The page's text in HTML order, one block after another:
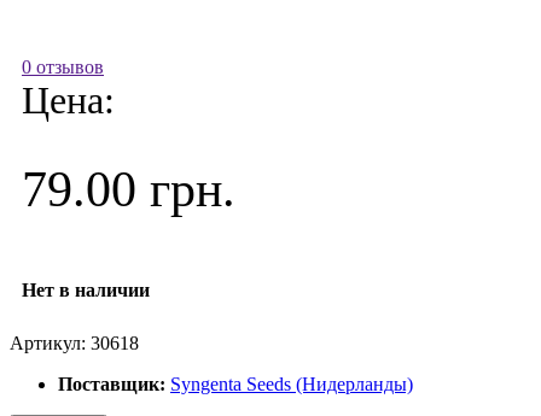
0 отзывов
Цена:
79.00 грн.
Нет в наличии
Артикул: 30618
Поставщик: Syngenta Seeds (Нидерланды)